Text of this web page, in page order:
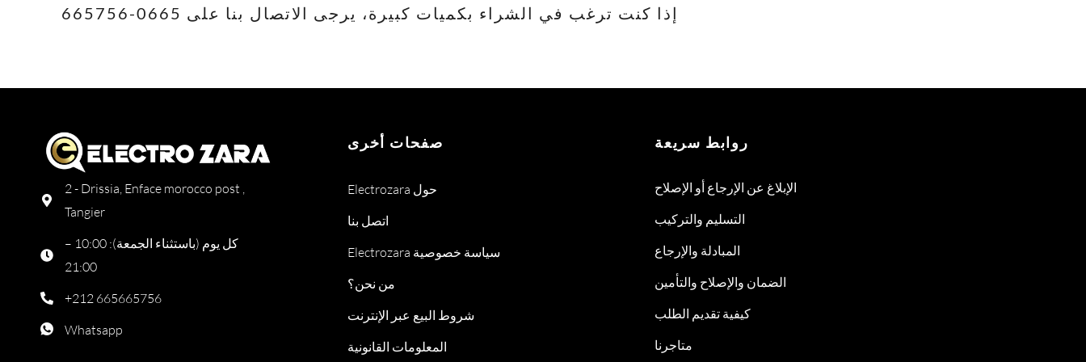
إذا كنت ترغب في الشراء بكميات كبيرة، يرجى الاتصال بنا على 0665-665756
2 - Drissia, Enface morocco post ,
Tangier
كل يوم (باستثناء الجمعة): 10:00 –
21:00
+212 665665756
Whatsapp
صفحات أخرى
Electrozara حول
اتصل بنا
Electrozara سياسة خصوصية
من نحن؟
شروط البيع عبر الإنترنت
المعلومات القانونية
روابط سريعة
الإبلاغ عن الإرجاع أو الإصلاح
التسليم والتركيب
المبادلة والإرجاع
الضمان والإصلاح والتأمين
كيفية تقديم الطلب
متاجرنا